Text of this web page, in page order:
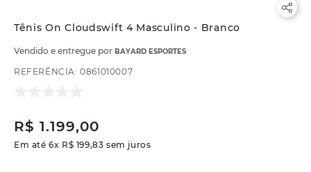
Tênis On Cloudswift 4 Masculino - Branco
Vendido e entregue por BAYARD ESPORTES
REFERÊNCIA:0861010007
R$ 1.199,00
Em até6x R$ 199,83 sem juros